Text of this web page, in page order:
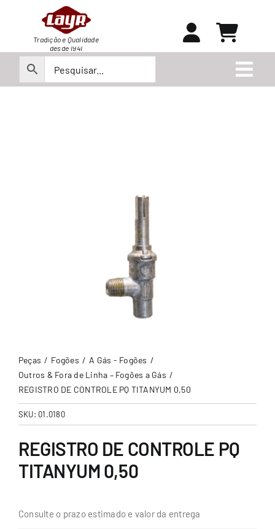
conteúdo
Tradição e Qualidade
desde 1941
Peças Fogões
A Gás - Fogões
Outros & Fora de Linha – Fogões a Gás
REGISTRO DE CONTROLE PQ TITANYUM 0,50
SKU: 01.0180
REGISTRO DE CONTROLE PQ
TITANYUM 0,50
Consulte o prazo estimado e valor da entrega